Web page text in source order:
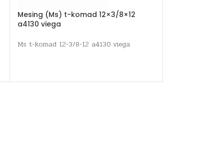
Mesing (Ms) t-komad 12×3/8×12
a4130 viega
Ms t-komad 12-3/8-12 a4130 viega